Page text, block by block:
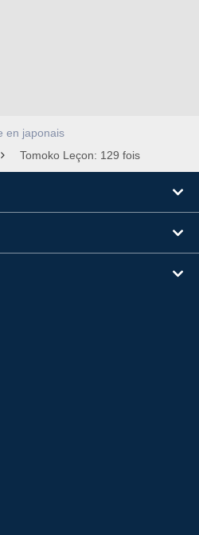
en japonais
Tomoko Leçon: 129 fois